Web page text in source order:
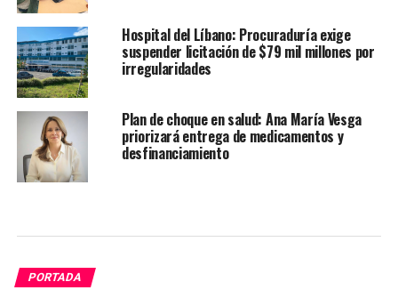
Hospital del Líbano: Procuraduría exige
suspender licitación de $79 mil millones por
irregularidades
Plan de choque en salud: Ana María Vesga
priorizará entrega de medicamentos y
desfinanciamiento
PORTADA